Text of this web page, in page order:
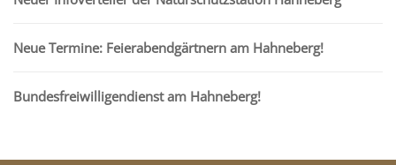
Neue Termine: Feierabendgärtnern am Hahneberg!
Bundesfreiwilligendienst am Hahneberg!